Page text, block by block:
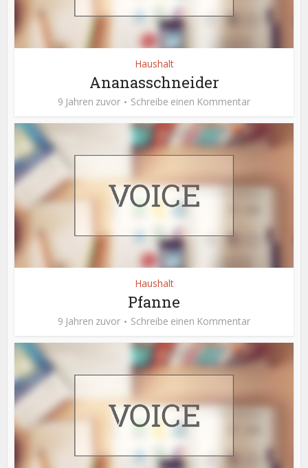
Haushalt
Ananasschneider
9 Jahren zuvor Schreibe einen Kommentar
Haushalt
Pfanne
9 Jahren zuvor Schreibe einen Kommentar